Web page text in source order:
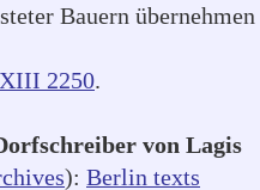
Bauern übernehmen
2250.
von Lagis
): Berlin texts